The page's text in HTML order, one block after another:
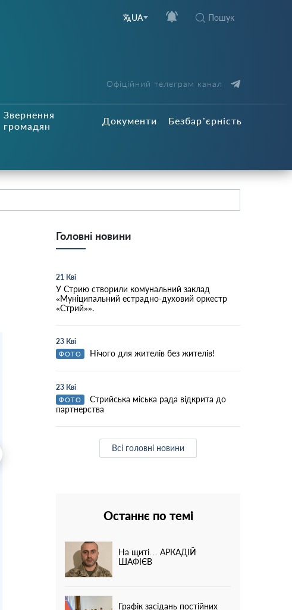
UA Пошук
Офіційний телеграм канал
Звернення
громадян
Документи Безбар’єрність
Головні новини
21 Кві
У Стрию створили комунальний заклад
«Муніципальний естрадно-духовий оркестр
«Стрий»».
23 Кві
ФОТО Нічого для жителів без жителів!
23 Кві
ФОТО
Стрийська міська рада відкрита до
партнерства
Всі головні новини
Останнє по темі
На щиті… АРКАДІЙ
ШАФІЄВ
Графік засідань постійних